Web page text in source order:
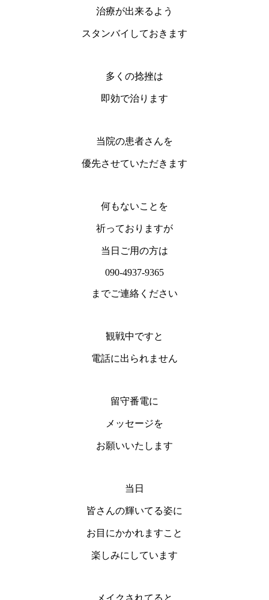
治療が出来るよう
スタンバイしておきます
多くの捻挫は
即効で治ります
当院の患者さんを
優先させていただきます
何もないことを
祈っておりますが
当日ご用の方は
090-4937-9365
までご連絡ください
観戦中ですと
電話に出られません
留守番電に
メッセージを
お願いいたします
当日
皆さんの輝いてる姿に
お目にかかれますこと
楽しみにしています